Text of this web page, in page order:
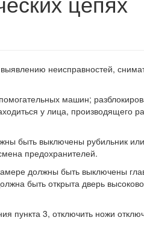
неисправностей,
машин;
у лица, производящего
быть выключены рубильник
предохранителей.
должны быть выключены
быть открыта дверь
пункта 3, отключить ножи